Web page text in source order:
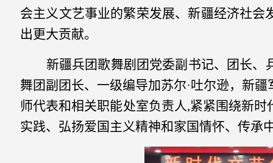
会主义文艺事业的繁荣发展、新疆经济社
出更大贡献。
新疆兵团歌舞剧团党委副书记、团长
舞团副团长、一级编导加苏尔·吐尔逊，新疆
师代表和相关职能处室负责人,紧紧围绕新时
实践、弘扬爱国主义精神和家国情怀、传承